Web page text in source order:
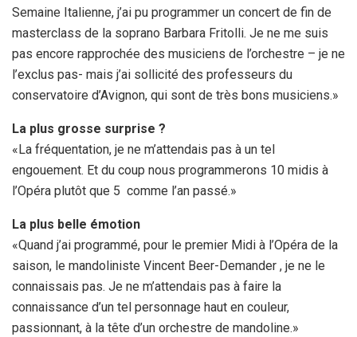
Semaine Italienne, j’ai pu programmer un concert de fin de
masterclass de la soprano Barbara Fritolli. Je ne me suis
pas encore rapprochée des musiciens de l’orchestre – je ne
l’exclus pas- mais j’ai sollicité des professeurs du
conservatoire d’Avignon, qui sont de très bons musiciens.»
La plus grosse surprise ?
«La fréquentation, je ne m’attendais pas à un tel
engouement. Et du coup nous programmerons 10 midis à
l’Opéra plutôt que 5 comme l’an passé.»
La plus belle émotion
«Quand j’ai programmé, pour le premier Midi à l’Opéra de la
saison, le mandoliniste Vincent Beer-Demander , je ne le
connaissais pas. Je ne m’attendais pas à faire la
connaissance d’un tel personnage haut en couleur,
passionnant, à la tête d’un orchestre de mandoline.»